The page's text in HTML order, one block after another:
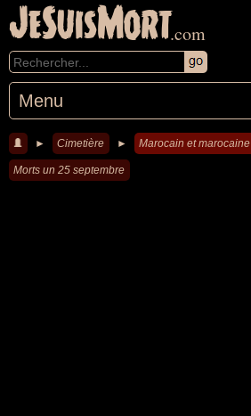
JeSuisMort.com
Menu
► Cimetière ► Marocain et marocaine
Morts un 25 septembre